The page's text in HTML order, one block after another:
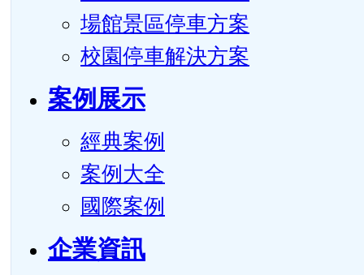
場館景區停車方案
校園停車解決方案
案例展示
經典案例
案例大全
國際案例
企業資訊